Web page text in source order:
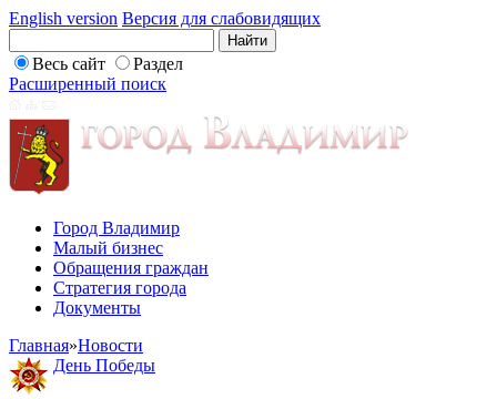
English version Версия для слабовидящих
Весь сайт
Раздел
Расширенный поиск
Город Владимир
Малый бизнес
Обращения граждан
Стратегия города
Документы
Главная»Новости
День Победы